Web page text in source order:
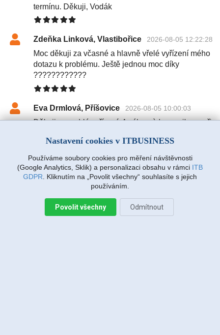
termínu. Děkuji, Vodák
Zdeňka Linková, Vlastibořice 2026-08-05 12:22:28
Moc děkuji za včasné a hlavně vřelé vyřízení mého
dotazu k problému. Ještě jednou moc díky
????????????
Eva Drmlová, Příšovice 2026-08-05 10:00:03
Děkuji za rychlé vyřízení. A výbornà komunikace při
Martin Vanda, Bakov nad Jizerou
2026-08-04 20:33:07
Jiří Sadílek, Liberec 2026-08-03 20:08:43
Nastavení cookies v ITBUSINESS
Používáme soubory cookies pro měření návštěvnosti
(Google Analytics, Sklik) a personalizaci obsahu v rámci ITB
GDPR . Kliknutím na „Povolit všechny“ souhlasíte s jejich
používáním.
Povolit všechny Odmítnout